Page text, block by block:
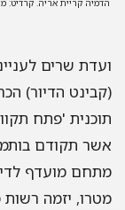
הדמיה קריית אריה. קרדיט:
ועדת שרים
תוכנית 'פתח
אשר תקודם
מתחם מועדף
מטרו, יזמה